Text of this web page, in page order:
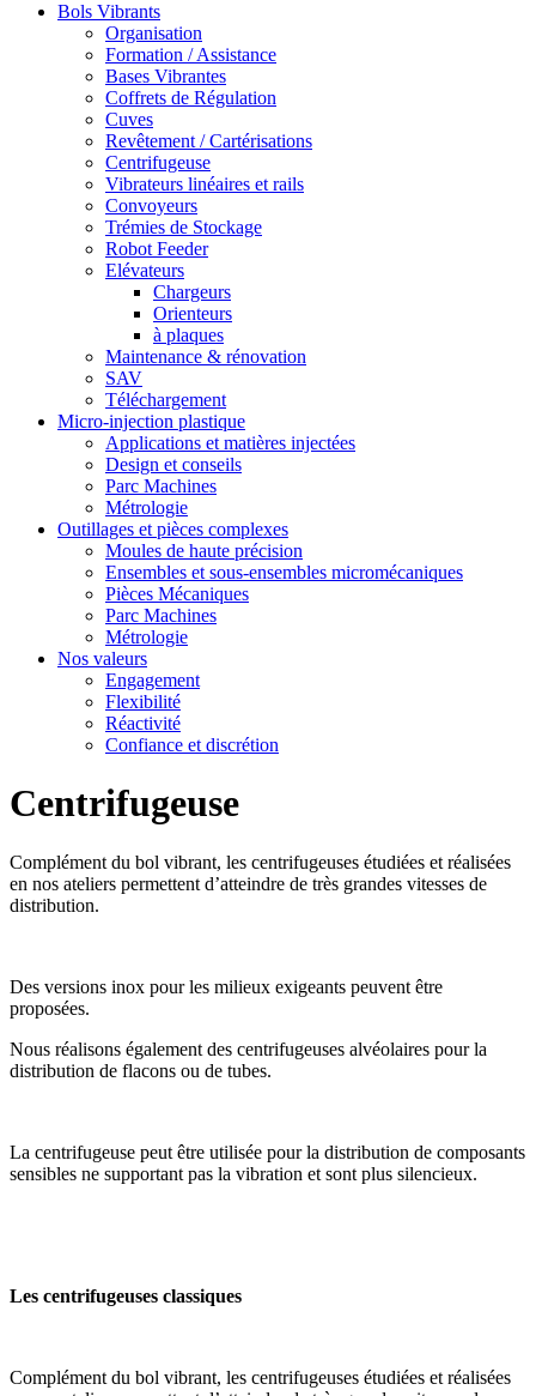
Bols Vibrants
Organisation
Formation / Assistance
Bases Vibrantes
Coffrets de Régulation
Cuves
Revêtement / Cartérisations
Centrifugeuse
Vibrateurs linéaires et rails
Convoyeurs
Trémies de Stockage
Robot Feeder
Elévateurs
Chargeurs
Orienteurs
à plaques
Maintenance & rénovation
SAV
Téléchargement
Micro-injection plastique
Applications et matières injectées
Design et conseils
Parc Machines
Métrologie
Outillages et pièces complexes
Moules de haute précision
Ensembles et sous-ensembles micromécaniques
Pièces Mécaniques
Parc Machines
Métrologie
Nos valeurs
Engagement
Flexibilité
Réactivité
Confiance et discrétion
Centrifugeuse
Complément du bol vibrant, les centrifugeuses étudiées et réalisées
en nos ateliers permettent d’atteindre de très grandes vitesses de
distribution.
Des versions inox pour les milieux exigeants peuvent être
proposées.
Nous réalisons également des centrifugeuses alvéolaires pour la
distribution de flacons ou de tubes.
La centrifugeuse peut être utilisée pour la distribution de composants
sensibles ne supportant pas la vibration et sont plus silencieux.
Les centrifugeuses classiques
Complément du bol vibrant, les centrifugeuses étudiées et réalisées